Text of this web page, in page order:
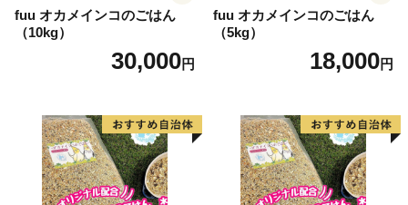
fuu オカメインコのごはん
（10kg）
30,000円
fuu オカメインコのごはん
（5kg）
18,000円